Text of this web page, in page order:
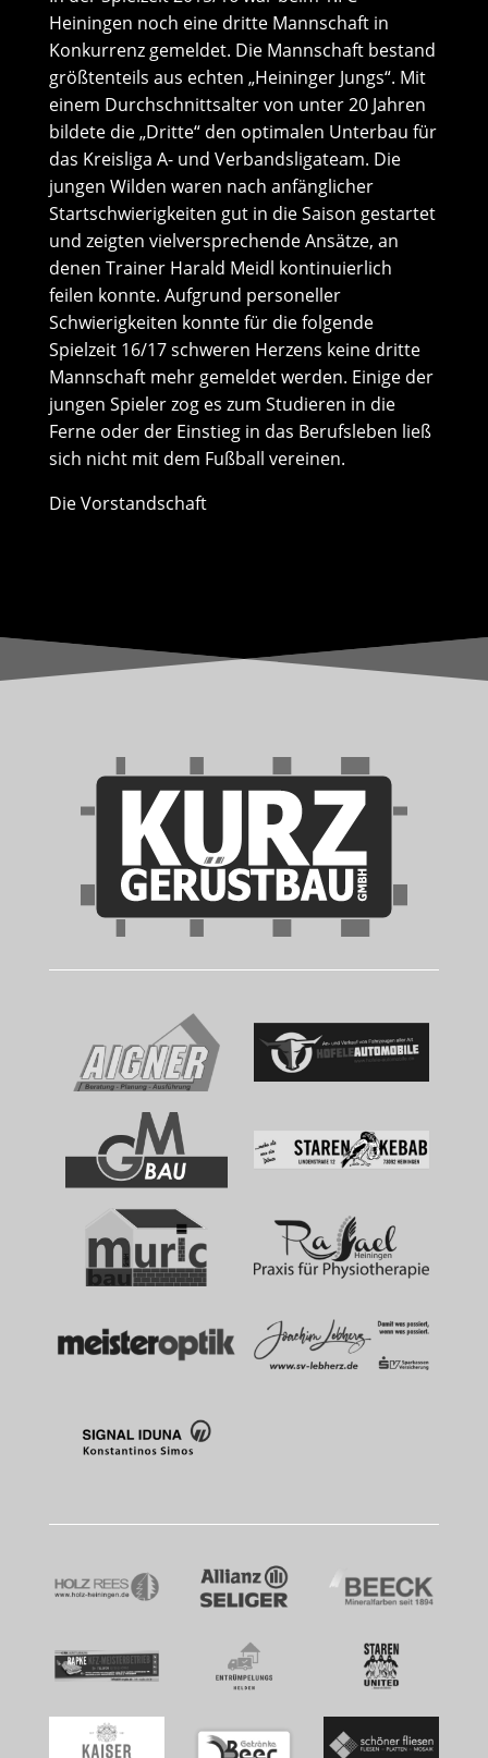
Heiningen noch eine dritte Mannschaft in
Konkurrenz gemeldet. Die Mannschaft bestand
größtenteils aus echten „Heininger Jungs“. Mit
einem Durchschnittsalter von unter 20 Jahren
bildete die „Dritte“ den optimalen Unterbau für
das Kreisliga A- und Verbandsligateam. Die
jungen Wilden waren nach anfänglicher
Startschwierigkeiten gut in die Saison gestartet
und zeigten vielversprechende Ansätze, an
denen Trainer Harald Meidl kontinuierlich
feilen konnte. Aufgrund personeller
Schwierigkeiten konnte für die folgende
Spielzeit 16/17 schweren Herzens keine dritte
Mannschaft mehr gemeldet werden. Einige der
jungen Spieler zog es zum Studieren in die
Ferne oder der Einstieg in das Berufsleben ließ
sich nicht mit dem Fußball vereinen.
Die Vorstandschaft